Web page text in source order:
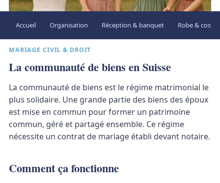
Accueil Organisation Réception & banquet Robe &
MARIAGE CIVIL & DROIT
La communauté de biens en Suisse
La communauté de biens est le régime matrimonial le
plus solidaire. Une grande partie des biens des époux
est mise en commun pour former un patrimoine
commun, géré et partagé ensemble. Ce régime
nécessite un contrat de mariage établi devant notaire.
Comment ça fonctionne